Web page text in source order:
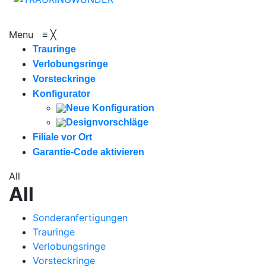
Menu ≡ ╳
Trauringe
Verlobungsringe
Vorsteckringe
Konfigurator
Neue Konfiguration
Designvorschläge
Filiale vor Ort
Garantie-Code aktivieren
All
All
Sonderanfertigungen
Trauringe
Verlobungsringe
Vorsteckringe